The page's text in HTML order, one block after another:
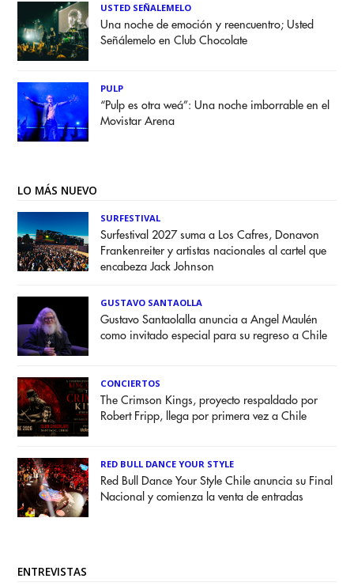
USTED SEÑALEMELO
Una noche de emoción y reencuentro; Usted
Señálemelo en Club Chocolate
PULP
“Pulp es otra weá”: Una noche imborrable en el
Movistar Arena
LO MÁS NUEVO
SURFESTIVAL
Surfestival 2027 suma a Los Cafres, Donavon
Frankenreiter y artistas nacionales al cartel que
encabeza Jack Johnson
GUSTAVO SANTAOLLA
Gustavo Santaolalla anuncia a Angel Maulén
como invitado especial para su regreso a Chile
CONCIERTOS
The Crimson Kings, proyecto respaldado por
Robert Fripp, llega por primera vez a Chile
RED BULL DANCE YOUR STYLE
Red Bull Dance Your Style Chile anuncia su Final
Nacional y comienza la venta de entradas
ENTREVISTAS